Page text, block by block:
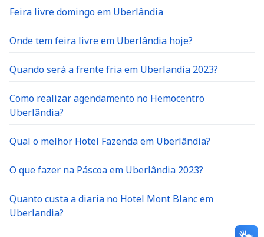
Feira livre domingo em Uberlândia
Onde tem feira livre em Uberlândia hoje?
Quando será a frente fria em Uberlandia 2023?
Como realizar agendamento no Hemocentro
Uberlãndia?
Qual o melhor Hotel Fazenda em Uberlândia?
O que fazer na Páscoa em Uberlândia 2023?
Quanto custa a diaria no Hotel Mont Blanc em
Uberlandia?